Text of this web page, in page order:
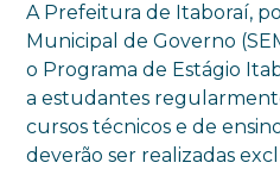
A Prefeitura de Itaboraí,
Municipal de Governo
o Programa de Estágio
a estudantes
cursos técnicos e de
deverão ser realizadas